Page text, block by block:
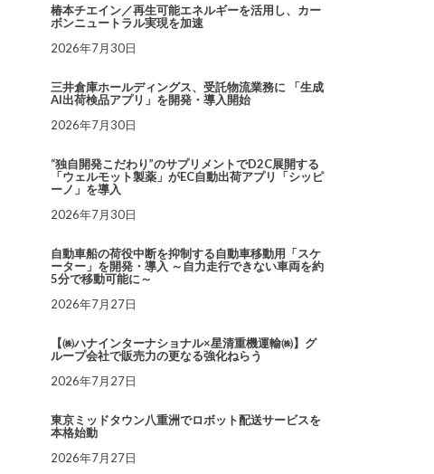
椿本チエイン／再生可能エネルギーを活用し、カー
ボンニュートラル実現を加速
2026年7月30日
三井倉庫ホールディングス、受託物流業務に 「生成
AI出荷検品アプリ」を開発・導入開始
2026年7月30日
“独自開発こだわり”のサプリメントでD2C展開する
「ウェルモット製薬」がEC自動出荷アプリ「シッピ
ーノ」を導入
2026年7月30日
自動車船の荷役中断を抑制する自動車移動用「スケ
ーター」を開発・導入 ～自力走行できない車両を約
5分で移動可能に～
2026年7月27日
【㈱ハナインターナショナル×星清重機運輸㈱】グ
ループ会社で販売力の更なる強化ねらう
2026年7月27日
東京ミッドタウン八重洲でロボット配送サービスを
本格始動
2026年7月27日